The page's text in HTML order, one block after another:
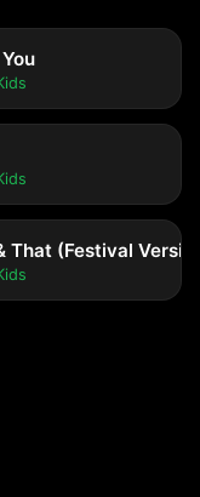
That (Festival